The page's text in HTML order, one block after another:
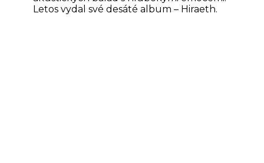
Letos vydal své desáté album – Hiraeth.